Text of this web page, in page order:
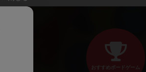
おすすめボードゲーム